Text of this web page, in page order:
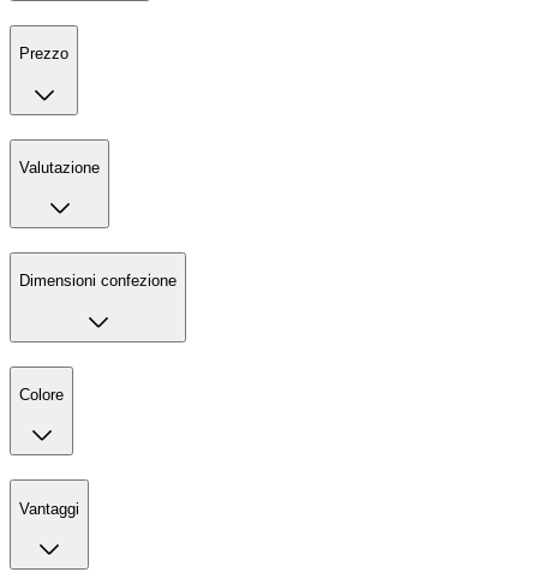
Prezzo
Valutazione
Dimensioni confezione
Colore
Vantaggi